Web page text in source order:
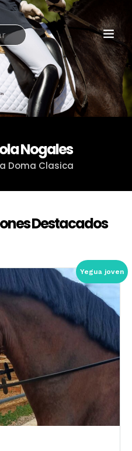
Nogales
Doma Clasica
Destacados
Yegua joven